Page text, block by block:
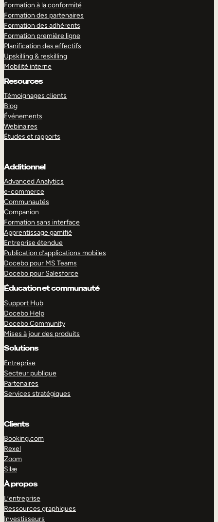
Formation à la conformité
Formation des partenaires
Formation des adhérents
Formation première ligne
Planification des effectifs
Upskilling & reskilling
Mobilité interne
Resources
Témoignages clients
Blog
Événements
Webinaires
Études et rapports
Additionnel
Advanced Analytics
e-commerce
Communautés
Companion
Formation sans interface
Apprentissage gamifié
Entreprise étendue
Publication d’applications mobiles
Docebo pour MS Teams
Docebo pour Salesforce
Éducation et communauté
Support Hub
Docebo Help
Docebo Community
Mises à jour des produits
Solutions
Entreprise
Secteur publique
Partenaires
Services stratégiques
Clients
Booking.com
Rexel
Zoom
Silæ
À propos
L’entreprise
Ressources graphiques
Investisseurs